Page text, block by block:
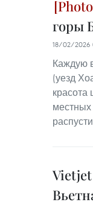
горы
18/02/2026
Каждую
(уезд
красота
местных